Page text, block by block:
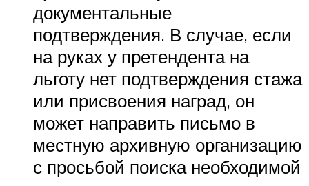
документальные
подтверждения. В случае, если
на руках у претендента на
льготу нет подтверждения стажа
или присвоения наград, он
может направить письмо в
местную архивную организацию
с просьбой поиска необходимой